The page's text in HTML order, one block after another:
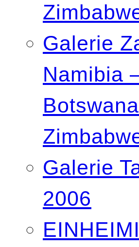
Galerie
Namibia
Galerie
2006